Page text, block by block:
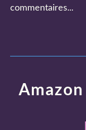
commentaires...